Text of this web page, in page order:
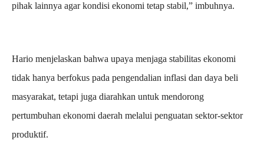
pihak lainnya agar kondisi ekonomi tetap stabil,” imbuhnya.
Hario menjelaskan bahwa upaya menjaga stabilitas ekonomi
tidak hanya berfokus pada pengendalian inflasi dan daya beli
masyarakat, tetapi juga diarahkan untuk mendorong
pertumbuhan ekonomi daerah melalui penguatan sektor-sektor
produktif.